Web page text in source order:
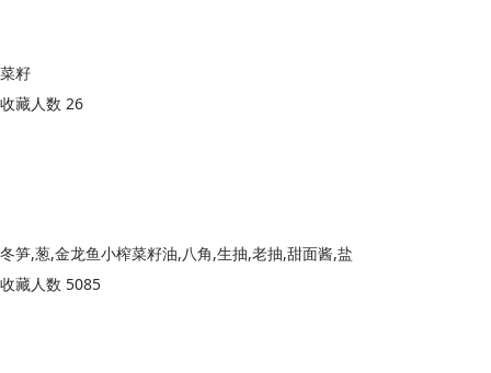
菜籽
收藏人数 26
冬笋,葱,金龙鱼小榨菜籽油,八角,生抽,老抽,甜面酱,盐
收藏人数 5085